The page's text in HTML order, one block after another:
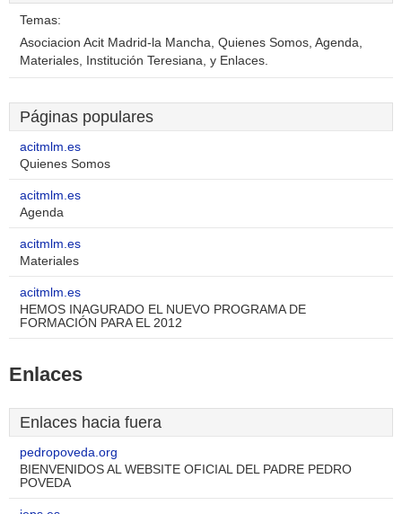
Temas:
Asociacion Acit Madrid-la Mancha, Quienes Somos, Agenda,
Materiales, Institución Teresiana, y Enlaces.
Páginas populares
acitmlm.es
Quienes Somos
acitmlm.es
Agenda
acitmlm.es
Materiales
acitmlm.es
HEMOS INAGURADO EL NUEVO PROGRAMA DE
FORMACIÓN PARA EL 2012
Enlaces
Enlaces hacia fuera
pedropoveda.org
BIENVENIDOS AL WEBSITE OFICIAL DEL PADRE PEDRO
POVEDA